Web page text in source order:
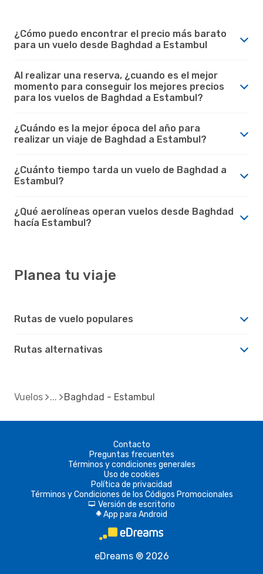
¿Cómo puedo encontrar el precio más barato
para un vuelo desde Baghdad a Estambul
Al realizar una reserva, ¿cuando es el mejor
momento para conseguir los mejores precios
para los vuelos de Baghdad a Estambul?
¿Cuándo es la mejor época del año para
realizar un viaje de Baghdad a Estambul?
¿Cuánto tiempo tarda un vuelo de Baghdad a
Estambul?
¿Qué aerolíneas operan vuelos desde Baghdad
hacía Estambul?
Planea tu viaje
Rutas de vuelo populares
Rutas alternativas
Vuelos Baghdad - Estambul
Contacto
Preguntas frecuentes
Términos y condiciones generales
Uso de cookies
Política de privacidad
Términos y Condiciones de los Códigos Promocionales
d Versión de escritorio
A App para Android
eDreams ® 2026